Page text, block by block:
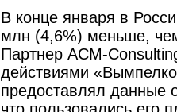
В конце января в
млн (4,6%) меньше,
Партнер ACM-
действиями
предоставлял данные